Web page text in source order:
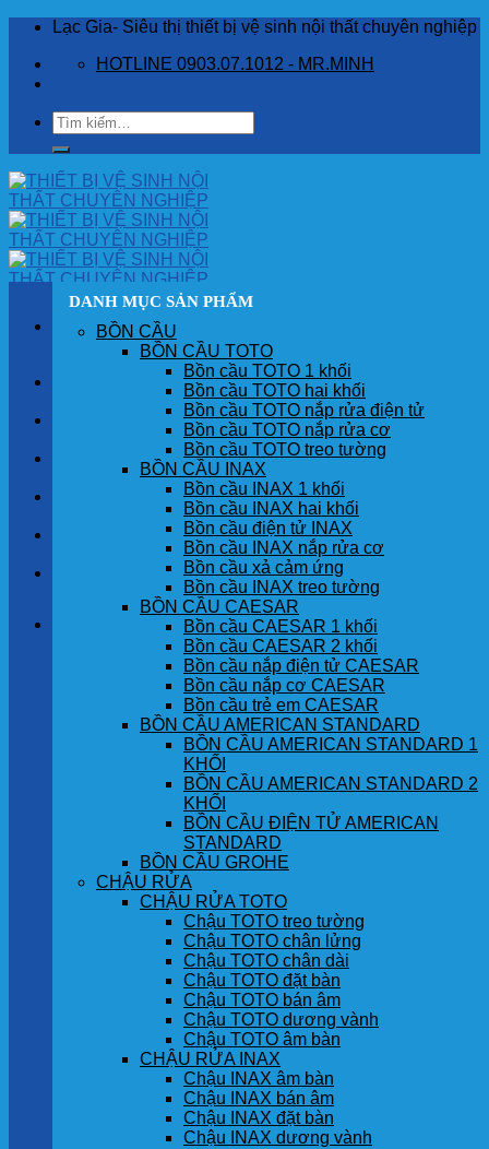
Skip
content
Lạc Gia- Siêu thị thiết bị vệ sinh nội thất chuyên nghiệp
HOTLINE 0903.07.1012 - MR.MINH
Tìm
kiếm:
SẢN PHẨM
GÓC KHÁCH HÀNG
Chưa có sản phẩm trong giỏ hàng.
DANH MỤC SẢN PHẨM
BỒN CẦU
BỒN CẦU TOTO
Bồn cầu TOTO 1 khối
Bồn cầu TOTO hai khối
Bồn cầu TOTO nắp rửa điện tử
Bồn cầu TOTO nắp rửa cơ
Bồn cầu TOTO treo tường
BỒN CẦU INAX
Bồn cầu INAX 1 khối
Bồn cầu INAX hai khối
Bồn cầu điện tử INAX
Bồn cầu INAX nắp rửa cơ
Bồn cầu xả cảm ứng
Bồn cầu INAX treo tường
BỒN CẦU CAESAR
Bồn cầu CAESAR 1 khối
Bồn cầu CAESAR 2 khối
Bồn cầu nắp điện tử CAESAR
Bồn cầu nắp cơ CAESAR
Bồn cầu trẻ em CAESAR
BỒN CẦU AMERICAN STANDARD
BỒN CẦU AMERICAN STANDARD 1
KHỐI
BỒN CẦU AMERICAN STANDARD 2
KHỐI
BỒN CẦU ĐIỆN TỬ AMERICAN
STANDARD
BỒN CẦU GROHE
CHẬU RỬA
CHẬU RỬA TOTO
Chậu TOTO treo tường
Chậu TOTO chân lửng
Chậu TOTO chân dài
Chậu TOTO đặt bàn
Chậu TOTO bán âm
Chậu TOTO dương vành
Chậu TOTO âm bàn
CHẬU RỬA INAX
Chậu INAX âm bàn
Chậu INAX bán âm
Chậu INAX đặt bàn
Chậu INAX dương vành